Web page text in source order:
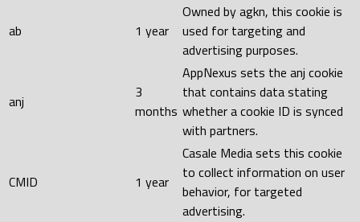
ab 1 year
Owned by agkn, this cookie is
used for targeting and
advertising purposes.
anj
3
months
AppNexus sets the anj cookie
that contains data stating
whether a cookie ID is synced
with partners.
CMID 1 year
Casale Media sets this cookie
to collect information on user
behavior, for targeted
advertising.